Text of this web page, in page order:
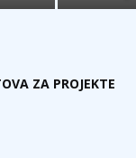
ZA PROJEKTE